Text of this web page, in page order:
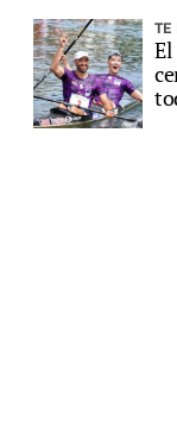
TE